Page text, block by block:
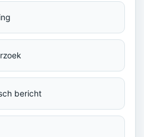
bericht